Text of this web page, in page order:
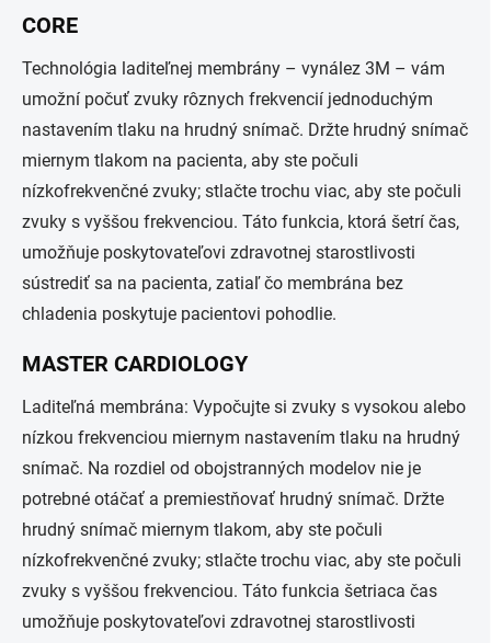
CORE
Technológia laditeľnej membrány – vynález 3M – vám
umožní počuť zvuky rôznych frekvencií jednoduchým
nastavením tlaku na hrudný snímač. Držte hrudný snímač
miernym tlakom na pacienta, aby ste počuli
nízkofrekvenčné zvuky; stlačte trochu viac, aby ste počuli
zvuky s vyššou frekvenciou. Táto funkcia, ktorá šetrí čas,
umožňuje poskytovateľovi zdravotnej starostlivosti
sústrediť sa na pacienta, zatiaľ čo membrána bez
chladenia poskytuje pacientovi pohodlie.
MASTER CARDIOLOGY
Laditeľná membrána: Vypočujte si zvuky s vysokou alebo
nízkou frekvenciou miernym nastavením tlaku na hrudný
snímač. Na rozdiel od obojstranných modelov nie je
potrebné otáčať a premiestňovať hrudný snímač. Držte
hrudný snímač miernym tlakom, aby ste počuli
nízkofrekvenčné zvuky; stlačte trochu viac, aby ste počuli
zvuky s vyššou frekvenciou. Táto funkcia šetriaca čas
umožňuje poskytovateľovi zdravotnej starostlivosti